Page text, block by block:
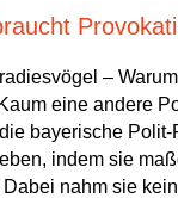
–
eine andere
bayerische
indem sie
nahm sie